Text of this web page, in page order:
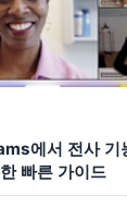
에서 전사 기
빠른 가이드